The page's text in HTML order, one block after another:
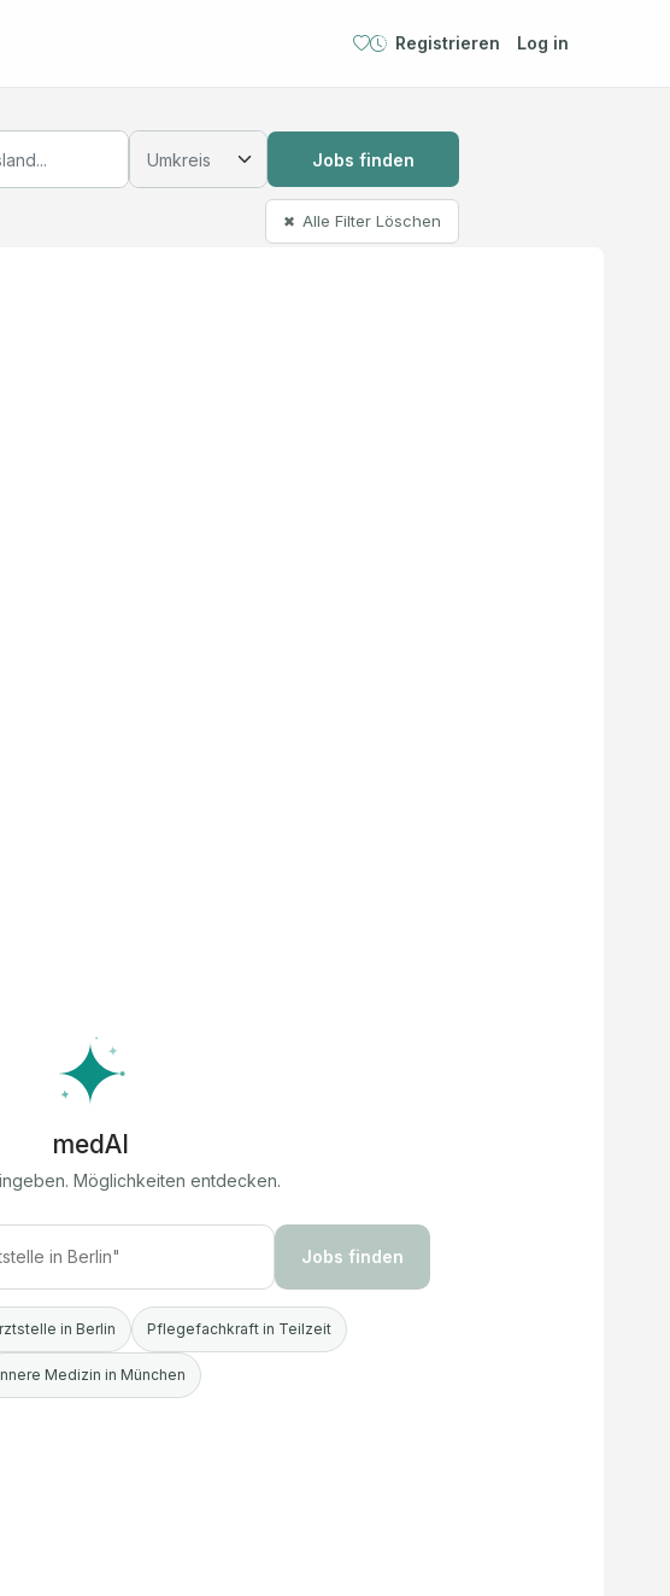
Registrieren Log in
Jobs finden
✖ Alle Filter Löschen
medAI
Möglichkeiten entdecken.
Jobs finden
in Berlin Pflegefachkraft in Teilzeit
Medizin in München